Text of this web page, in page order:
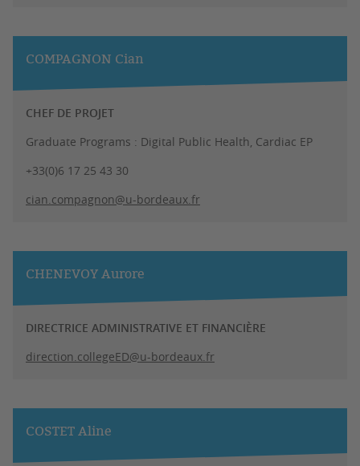
COMPAGNON Cian
CHEF DE PROJET
Graduate Programs : Digital Public Health, Cardiac EP
+33(0)6 17 25 43 30
cian.compagnon@u-bordeaux.fr
CHENEVOY Aurore
DIRECTRICE ADMINISTRATIVE ET FINANCIÈRE
direction.collegeED@u-bordeaux.fr
COSTET Aline